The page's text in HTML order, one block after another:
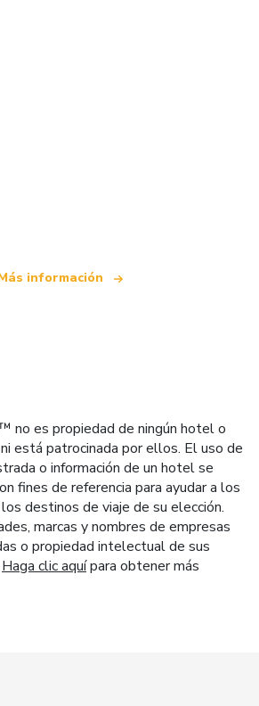
información
no es propiedad de ningún hotel o
está patrocinada por ellos. El uso de
o información de un hotel se
fines de referencia para ayudar a los
destinos de viaje de su elección.
marcas y nombres de empresas
o propiedad intelectual de sus
Haga clic aquípara obtener más